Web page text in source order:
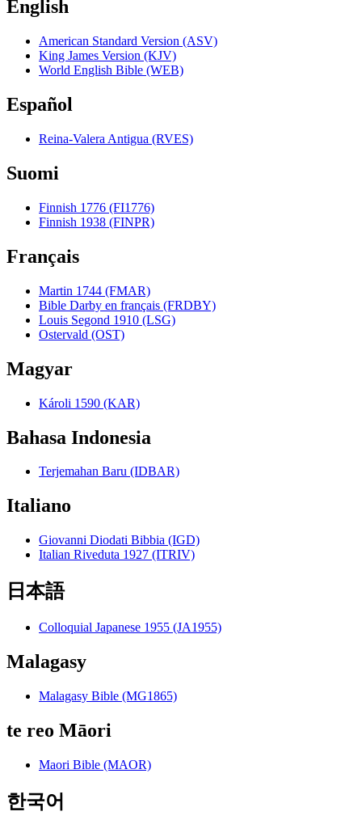
English
American Standard Version (ASV)
King James Version (KJV)
World English Bible (WEB)
Español
Reina-Valera Antigua (RVES)
Suomi
Finnish 1776 (FI1776)
Finnish 1938 (FINPR)
Français
Martin 1744 (FMAR)
Bible Darby en français (FRDBY)
Louis Segond 1910 (LSG)
Ostervald (OST)
Magyar
Károli 1590 (KAR)
Bahasa Indonesia
Terjemahan Baru (IDBAR)
Italiano
Giovanni Diodati Bibbia (IGD)
Italian Riveduta 1927 (ITRIV)
日本語
Colloquial Japanese 1955 (JA1955)
Malagasy
Malagasy Bible (MG1865)
te reo Māori
Maori Bible (MAOR)
한국어